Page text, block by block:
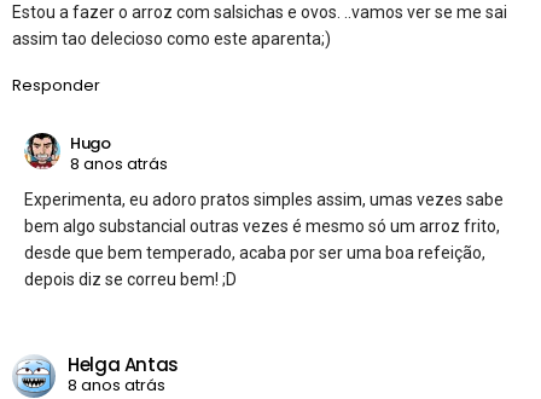
Estou a fazer o arroz com salsichas e ovos. ..vamos ver se me sai
assim tao delecioso como este aparenta;)
Responder
Hugo
8 anos atrás
Experimenta, eu adoro pratos simples assim, umas vezes sabe
bem algo substancial outras vezes é mesmo só um arroz frito,
desde que bem temperado, acaba por ser uma boa refeição,
depois diz se correu bem! ;D
Helga Antas
8 anos atrás